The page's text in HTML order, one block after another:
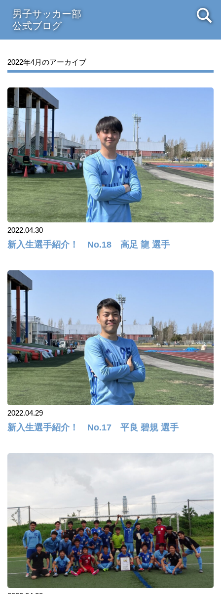
男子サッカー部
公式ブログ
2022年4月のアーカイブ
2022.04.30
新入生選手紹介！ No.18 高足 龍 選手
2022.04.29
新入生選手紹介！ No.17 平良 碧規 選手